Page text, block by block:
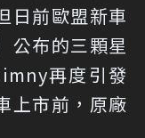
日前歐盟新車
公布的三顆星
再度引發
上市前，原廠